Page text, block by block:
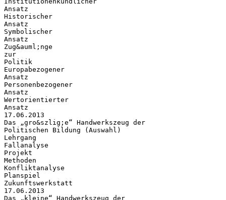
Ansatz
Historischer
Ansatz
Symbolischer
Ansatz
Zug&auml;nge
zur
Politik
Europabezogener
Ansatz
Personenbezogener
Ansatz
Wertorientierter
Ansatz
17.06.2013
Das „gro&szlig;e“ Handwerkszeug der
Politischen Bildung (Auswahl)
Lehrgang
Fallanalyse
Projekt
Methoden
Konfliktanalyse
Planspiel
Zukunftswerkstatt
17.06.2013
Das „kleine“ Handwerkszeug der